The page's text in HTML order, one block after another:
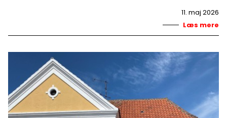
11. maj 2026
Læs mere